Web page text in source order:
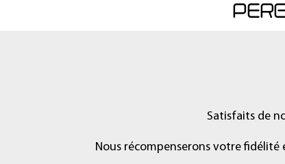
Satisfaits de
Nous récompenserons votre fidélité